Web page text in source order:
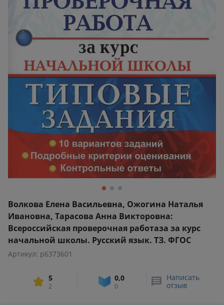
Волкова Елена Васильевна, Ожогина Наталья
Ивановна, Тарасова Анна Викторовна:
Всероссийская проверочная работаза за курс
начальной школы. Русский язык. ТЗ. ФГОС
Артикул: p6373601
5
2
0,0
0
Написать
отзыв